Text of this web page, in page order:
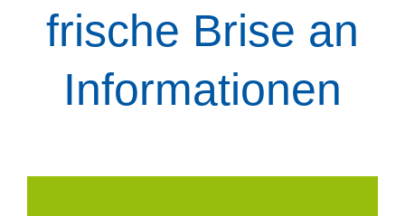
frische Brise an
Informationen